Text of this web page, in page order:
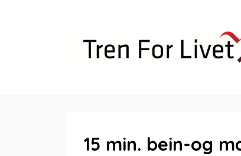
15 min. bein-og